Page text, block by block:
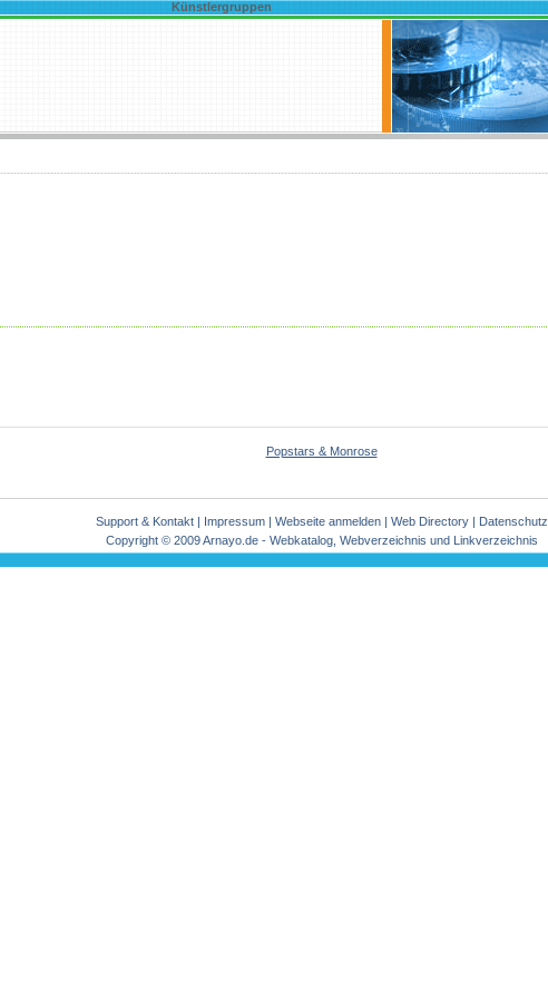
Künstlergruppen
Popstars & Monrose
Support & Kontakt| Impressum| Webseite anmelden| Web Directory| Datenschutz
Copyright © 2009 Arnayo.de - Webkatalog, Webverzeichnis und Linkverzeichnis